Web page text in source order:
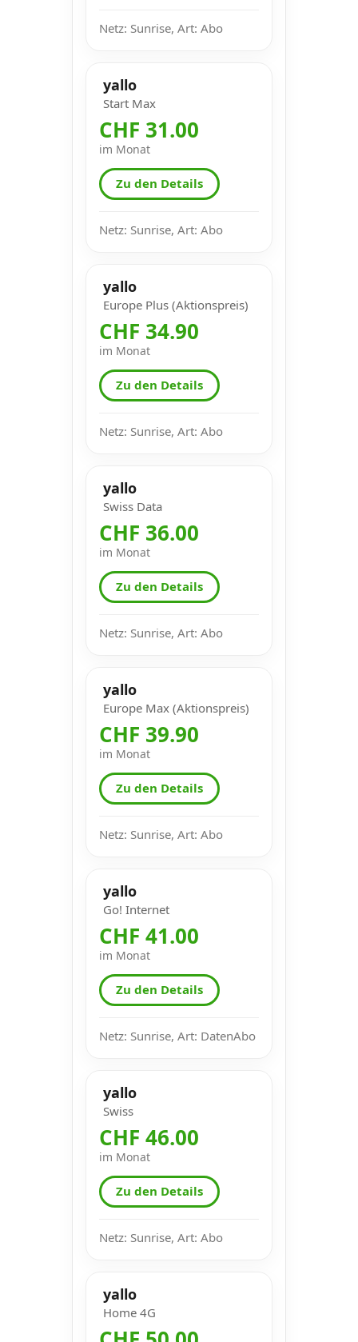
Netz: Sunrise, Art: Abo
yallo
Start Max
CHF 31.00
im Monat
Zu den Details
Netz: Sunrise, Art: Abo
yallo
Europe Plus (Aktionspreis)
CHF 34.90
im Monat
Zu den Details
Netz: Sunrise, Art: Abo
yallo
Swiss Data
CHF 36.00
im Monat
Zu den Details
Netz: Sunrise, Art: Abo
yallo
Europe Max (Aktionspreis)
CHF 39.90
im Monat
Zu den Details
Netz: Sunrise, Art: Abo
yallo
Go! Internet
CHF 41.00
im Monat
Zu den Details
Netz: Sunrise, Art: DatenAbo
yallo
Swiss
CHF 46.00
im Monat
Zu den Details
Netz: Sunrise, Art: Abo
yallo
Home 4G